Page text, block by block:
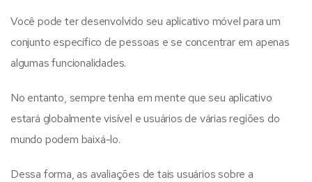
Você pode ter desenvolvido seu aplicativo móvel para um
conjunto específico de pessoas e se concentrar em apenas
algumas funcionalidades.
No entanto, sempre tenha em mente que seu aplicativo
estará globalmente visível e usuários de várias regiões do
mundo podem baixá-lo.
Dessa forma, as avaliações de tais usuários sobre a